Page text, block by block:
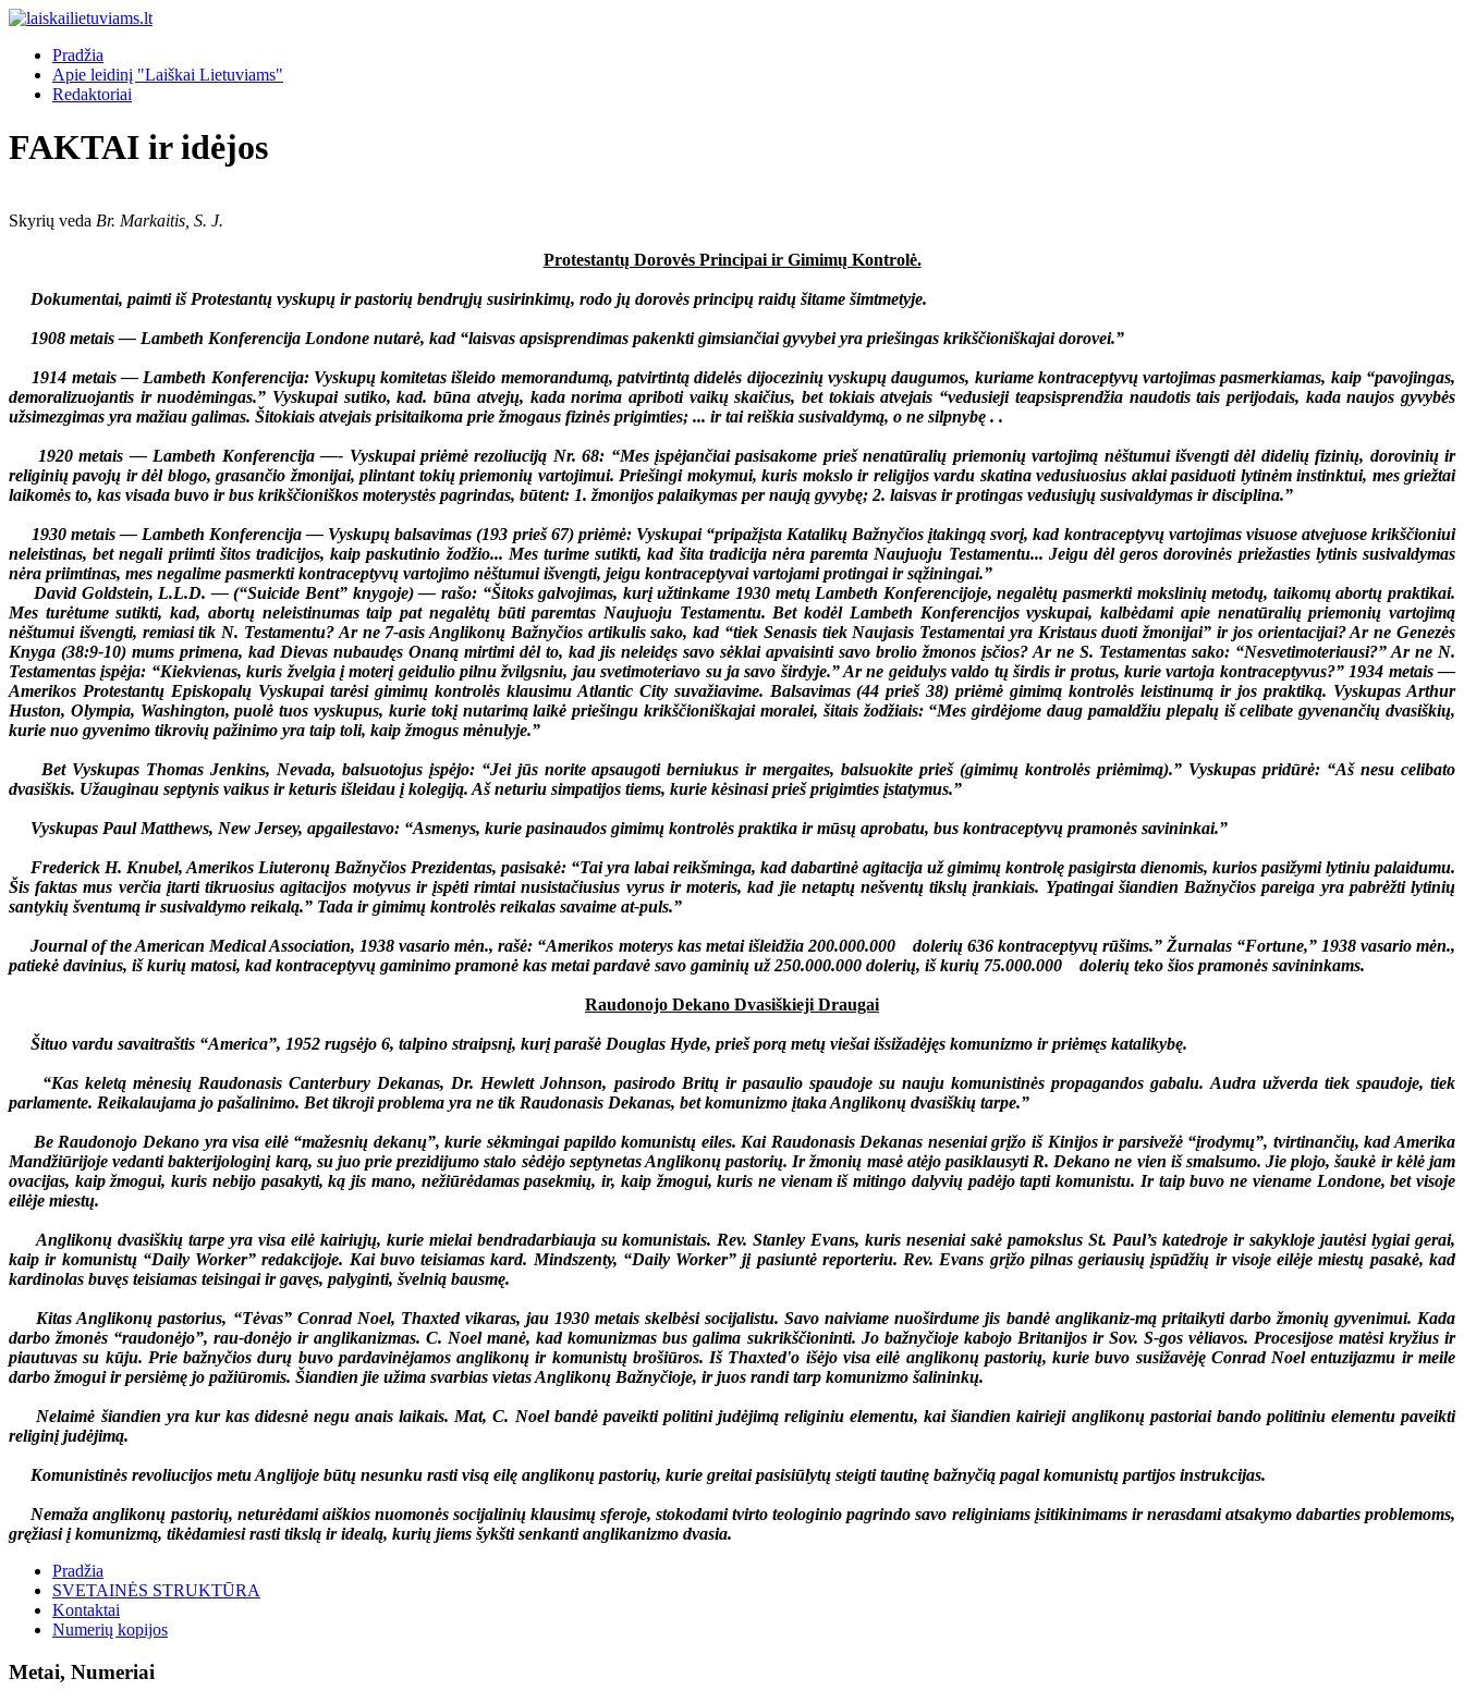
Pradžia
Apie leidinį "Laiškai Lietuviams"
Redaktoriai
FAKTAI ir idėjos
Skyrių veda Br. Markaitis, S. J.
Protestantų Dorovės Principai ir Gimimų Kontrolė.
Dokumentai, paimti iš Protestantų vyskupų ir pastorių bendrųjų susirinkimų, rodo jų dorovės principų raidų šitame šimtmetyje.
1908 metais — Lambeth Konferencija Londone nutarė, kad “laisvas apsisprendimas pakenkti gimsiančiai gyvybei yra priešingas krikščioniškajai dorovei.”
1914 metais — Lambeth Konferencija: Vyskupų komitetas išleido memorandumą, patvirtintą didelės dijocezinių vyskupų daugumos, kuriame kontraceptyvų vartojimas pasmerkiamas, kaip “pavojingas,
demoralizuojantis ir nuodėmingas.” Vyskupai sutiko, kad. būna atvejų, kada norima apriboti vaikų skaičius, bet tokiais atvejais “vedusieji teapsisprendžia naudotis tais perijodais, kada naujos gyvybės
užsimezgimas yra mažiau galimas. Šitokiais atvejais prisitaikoma prie žmogaus fizinės prigimties; ... ir tai reiškia susivaldymą, o ne silpnybę . .
1920 metais — Lambeth Konferencija —- Vyskupai priėmė rezoliuciją Nr. 68: “Mes įspėjančiai pasisakome prieš nenatūralių priemonių vartojimą nėštumui išvengti dėl didelių fizinių, dorovinių ir
religinių pavojų ir dėl blogo, grasančio žmonijai, plintant tokių priemonių vartojimui. Priešingi mokymui, kuris mokslo ir religijos vardu skatina vedusiuosius aklai pasiduoti lytinėm instinktui, mes griežtai
laikomės to, kas visada buvo ir bus krikščioniškos moterystės pagrindas, būtent: 1. žmonijos palaikymas per naują gyvybę; 2. laisvas ir protingas vedusiųjų susivaldymas ir disciplina.”
1930 metais — Lambeth Konferencija — Vyskupų balsavimas (193 prieš 67) priėmė: Vyskupai “pripažįsta Katalikų Bažnyčios įtakingą svorį, kad kontraceptyvų vartojimas visuose atvejuose krikščioniui
neleistinas, bet negali priimti šitos tradicijos, kaip paskutinio žodžio... Mes turime sutikti, kad šita tradicija nėra paremta Naujuoju Testamentu... Jeigu dėl geros dorovinės priežasties lytinis susivaldymas
nėra priimtinas, mes negalime pasmerkti kontraceptyvų vartojimo nėštumui išvengti, jeigu kontraceptyvai vartojami protingai ir sąžiningai.”
David Goldstein, L.L.D. — (“Suicide Bent” knygoje) — rašo: “Šitoks galvojimas, kurį užtinkame 1930 metų Lambeth Konferencijoje, negalėtų pasmerkti mokslinių metodų, taikomų abortų praktikai.
Mes turėtume sutikti, kad, abortų neleistinumas taip pat negalėtų būti paremtas Naujuoju Testamentu. Bet kodėl Lambeth Konferencijos vyskupai, kalbėdami apie nenatūralių priemonių vartojimą
nėštumui išvengti, remiasi tik N. Testamentu? Ar ne 7-asis Anglikonų Bažnyčios artikulis sako, kad “tiek Senasis tiek Naujasis Testamentai yra Kristaus duoti žmonijai” ir jos orientacijai? Ar ne Genezės
Knyga (38:9-10) mums primena, kad Dievas nubaudęs Onaną mirtimi dėl to, kad jis neleidęs savo sėklai apvaisinti savo brolio žmonos įsčios? Ar ne S. Testamentas sako: “Nesvetimoteriausi?” Ar ne N.
Testamentas įspėja: “Kiekvienas, kuris žvelgia į moterį geidulio pilnu žvilgsniu, jau svetimoteriavo su ja savo širdyje.” Ar ne geidulys valdo tų širdis ir protus, kurie vartoja kontraceptyvus?” 1934 metais —
Amerikos Protestantų Episkopalų Vyskupai tarėsi gimimų kontrolės klausimu Atlantic City suvažiavime. Balsavimas (44 prieš 38) priėmė gimimą kontrolės leistinumą ir jos praktiką. Vyskupas Arthur
Huston, Olympia, Washington, puolė tuos vyskupus, kurie tokį nutarimą laikė priešingu krikščioniškajai moralei, šitais žodžiais: “Mes girdėjome daug pamaldžiu plepalų iš celibate gyvenančių dvasiškių,
kurie nuo gyvenimo tikrovių pažinimo yra taip toli, kaip žmogus mėnulyje.”
Bet Vyskupas Thomas Jenkins, Nevada, balsuotojus įspėjo: “Jei jūs norite apsaugoti berniukus ir mergaites, balsuokite prieš (gimimų kontrolės priėmimą).” Vyskupas pridūrė: “Aš nesu celibato
dvasiškis. Užauginau septynis vaikus ir keturis išleidau į kolegiją. Aš neturiu simpatijos tiems, kurie kėsinasi prieš prigimties įstatymus.”
Vyskupas Paul Matthews, New Jersey, apgailestavo: “Asmenys, kurie pasinaudos gimimų kontrolės praktika ir mūsų aprobatu, bus kontraceptyvų pramonės savininkai.”
Frederick H. Knubel, Amerikos Liuteronų Bažnyčios Prezidentas, pasisakė: “Tai yra labai reikšminga, kad dabartinė agitacija už gimimų kontrolę pasigirsta dienomis, kurios pasižymi lytiniu palaidumu.
Šis faktas mus verčia įtarti tikruosius agitacijos motyvus ir įspėti rimtai nusistačiusius vyrus ir moteris, kad jie netaptų nešventų tikslų įrankiais. Ypatingai šiandien Bažnyčios pareiga yra pabrėžti lytinių
santykių šventumą ir susivaldymo reikalą.” Tada ir gimimų kontrolės reikalas savaime at-puls.”
Journal of the American Medical Association, 1938 vasario mėn., rašė: “Amerikos moterys kas metai išleidžia 200.000.000 dolerių 636 kontraceptyvų rūšims.” Žurnalas “Fortune,” 1938 vasario mėn.,
patiekė davinius, iš kurių matosi, kad kontraceptyvų gaminimo pramonė kas metai pardavė savo gaminių už 250.000.000 dolerių, iš kurių 75.000.000 dolerių teko šios pramonės savininkams.
Raudonojo Dekano Dvasiškieji Draugai
Šituo vardu savaitraštis “America”, 1952 rugsėjo 6, talpino straipsnį, kurį parašė Douglas Hyde, prieš porą metų viešai išsižadėjęs komunizmo ir priėmęs katalikybę.
“Kas keletą mėnesių Raudonasis Canterbury Dekanas, Dr. Hewlett Johnson, pasirodo Britų ir pasaulio spaudoje su nauju komunistinės propagandos gabalu. Audra užverda tiek spaudoje, tiek
parlamente. Reikalaujama jo pašalinimo. Bet tikroji problema yra ne tik Raudonasis Dekanas, bet komunizmo įtaka Anglikonų dvasiškių tarpe.”
Be Raudonojo Dekano yra visa eilė “mažesnių dekanų”, kurie sėkmingai papildo komunistų eiles. Kai Raudonasis Dekanas neseniai grįžo iš Kinijos ir parsivežė “įrodymų”, tvirtinančių, kad Amerika
Mandžiūrijoje vedanti bakterijologinį karą, su juo prie prezidijumo stalo sėdėjo septynetas Anglikonų pastorių. Ir žmonių masė atėjo pasiklausyti R. Dekano ne vien iš smalsumo. Jie plojo, šaukė ir kėlė jam
ovacijas, kaip žmogui, kuris nebijo pasakyti, ką jis mano, nežiūrėdamas pasekmių, ir, kaip žmogui, kuris ne vienam iš mitingo dalyvių padėjo tapti komunistu. Ir taip buvo ne viename Londone, bet visoje
eilėje miestų.
Anglikonų dvasiškių tarpe yra visa eilė kairiųjų, kurie mielai bendradarbiauja su komunistais. Rev. Stanley Evans, kuris neseniai sakė pamokslus St. Paul’s katedroje ir sakykloje jautėsi lygiai gerai,
kaip ir komunistų “Daily Worker” redakcijoje. Kai buvo teisiamas kard. Mindszenty, “Daily Worker” jį pasiuntė reporteriu. Rev. Evans grįžo pilnas geriausių įspūdžių ir visoje eilėje miestų pasakė, kad
kardinolas buvęs teisiamas teisingai ir gavęs, palyginti, švelnią bausmę.
Kitas Anglikonų pastorius, “Tėvas” Conrad Noel, Thaxted vikaras, jau 1930 metais skelbėsi socijalistu. Savo naiviame nuoširdume jis bandė anglikaniz-mą pritaikyti darbo žmonių gyvenimui. Kada
darbo žmonės “raudonėjo”, rau-donėjo ir anglikanizmas. C. Noel manė, kad komunizmas bus galima sukrikščioninti. Jo bažnyčioje kabojo Britanijos ir Sov. S-gos vėliavos. Procesijose matėsi kryžius ir
piautuvas su kūju. Prie bažnyčios durų buvo pardavinėjamos anglikonų ir komunistų brošiūros. Iš Thaxted'o išėjo visa eilė anglikonų pastorių, kurie buvo susižavėję Conrad Noel entuzijazmu ir meile
darbo žmogui ir persiėmę jo pažiūromis. Šiandien jie užima svarbias vietas Anglikonų Bažnyčioje, ir juos randi tarp komunizmo šalininkų.
Nelaimė šiandien yra kur kas didesnė negu anais laikais. Mat, C. Noel bandė paveikti politini judėjimą religiniu elementu, kai šiandien kairieji anglikonų pastoriai bando politiniu elementu paveikti
religinį judėjimą.
Komunistinės revoliucijos metu Anglijoje būtų nesunku rasti visą eilę anglikonų pastorių, kurie greitai pasisiūlytų steigti tautinę bažnyčią pagal komunistų partijos instrukcijas.
Nemaža anglikonų pastorių, neturėdami aiškios nuomonės socijalinių klausimų sferoje, stokodami tvirto teologinio pagrindo savo religiniams įsitikinimams ir nerasdami atsakymo dabarties problemoms,
gręžiasi į komunizmą, tikėdamiesi rasti tikslą ir idealą, kurių jiems šykšti senkanti anglikanizmo dvasia.
Pradžia
SVETAINĖS STRUKTŪRA
Kontaktai
Numerių kopijos
Metai, Numeriai